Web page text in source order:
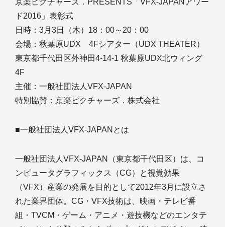
京楽ピクチャーズ．PRESENTS「VFX-JAPANアワー
ド2016」表彰式
日時：3月3日（木）18：00～20：00
会場：秋葉原UDX 4Fシアター（UDX THEATER）
東京都千代田区外神田4-14-1 秋葉原UDX北ウィング
4F
主催：一般社団法人VFX-JAPAN
特別協賛：京楽ピクチャーズ．株式会社
■一般社団法人VFX-JAPANとは
一般社団法人VFX-JAPAN（東京都千代田区）は、コ
ンピュータグラフィックス（CG）と視覚効果
（VFX）産業の発展を目的として2012年3月に設立さ
れた業界団体。CG・VFX技術は、映画・テレビ番
組・TVCM・ゲーム・アニメ・遊技機などのエンタテ